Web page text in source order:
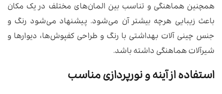
همچنین هماهنگی و تناسب بین المان‌های مختلف در یک مکان
باعث زیبایی هرچه بیشتر آن می‌شود. پیشنهاد می‌شود رنگ و
جنس چینی آلات بهداشتی با رنگ و طراحی کفپوش‌ها، دیوارها و
شیرآلات هماهنگی داشته باشد.
استفاده از آینه و نورپردازی مناسب